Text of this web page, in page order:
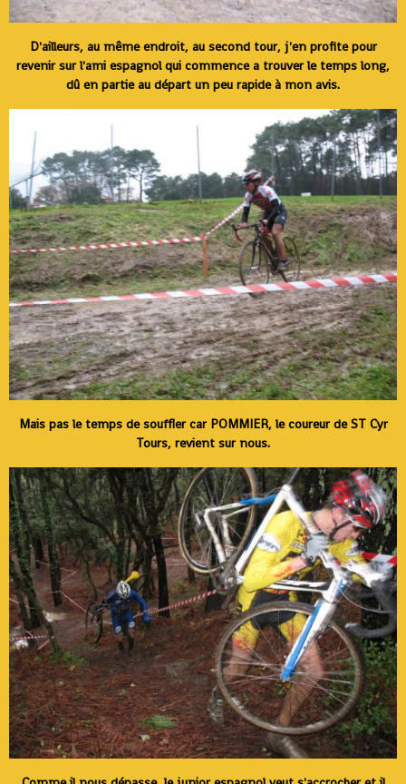
D'ailleurs, au même endroit, au second tour, j'en profite pour
revenir sur l'ami espagnol qui commence a trouver le temps long,
dû en partie au départ un peu rapide à mon avis.
Mais pas le temps de souffler car POMMIER, le coureur de ST Cyr
Tours, revient sur nous.